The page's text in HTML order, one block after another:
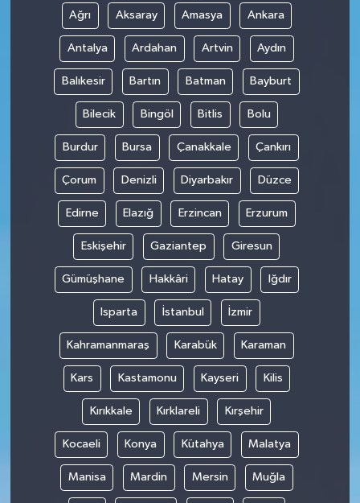
Ağrı Aksaray Amasya Ankara
Antalya Ardahan Artvin Aydın
Balıkesir Bartın Batman Bayburt
Bilecik Bingöl Bitlis Bolu
Burdur Bursa Çanakkale Çankırı
Çorum Denizli Diyarbakır Düzce
Edirne Elazığ Erzincan Erzurum
Eskişehir Gaziantep Giresun
Gümüşhane Hakkâri Hatay Iğdır
Isparta İstanbul İzmir
Kahramanmaraş Karabük Karaman
Kars Kastamonu Kayseri Kilis
Kırıkkale Kırklareli Kırşehir
Kocaeli Konya Kütahya Malatya
Manisa Mardin Mersin Muğla